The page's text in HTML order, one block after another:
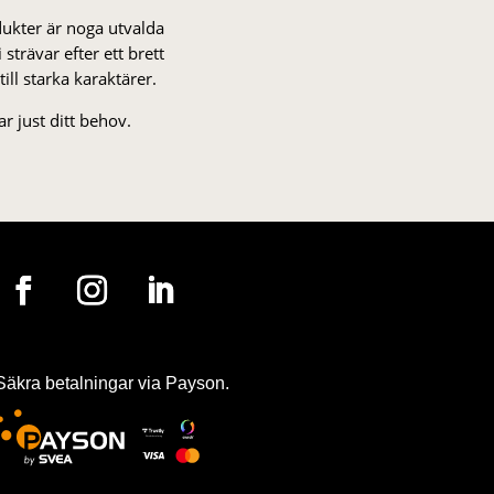
är noga utvalda
strä­var efter ett brett
starka karaktärer.
just ditt behov.
betalningar via Payson.